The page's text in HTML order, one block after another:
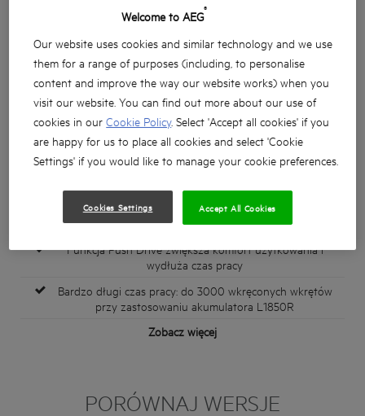
Mała wkrętarka do suchej zabudowy: długość całkowita
taśmowego
Mocny silnik z prędkością 5000 obr./min.
Funkcja Push Drive zwiększa komfort użytkowania i
wydłuża czas pracy
Bardzo długi czas pracy: do 3000 wkręconych wkrętów
przy zastosowaniu akumulatora L1850R
Zobacz więcej
PORÓWNAJ WERSJE
Welcome to AEG®
Our website uses cookies and similar technology and we use
them for a range of purposes (including, to personalise
content and improve the way our website works) when you
visit our website. You can find out more about our use of
cookies in ourCookie Policy. Select 'Accept all cookies' if you
are happy for us to place all cookies and select 'Cookie
Settings' if you would like to manage your cookie preferences.
Cookies Settings Accept All Cookies